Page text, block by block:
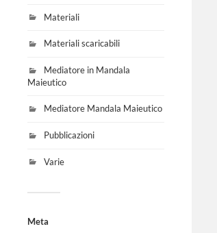
Materiali
Materiali scaricabili
Mediatore in Mandala
Maieutico
Mediatore Mandala Maieutico
Pubblicazioni
Varie
Meta